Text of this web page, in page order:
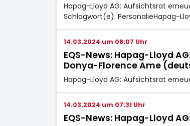
Hapag-Lloyd AG: Aufsichtsrat
Schlagwort(e): PersonalieHapag-
14.03.2024 um 08:07 Uhr
EQS-News: Hapag-Lloyd
Donya-Florence Ame
Hapag-Lloyd AG: Aufsichtsrat
14.03.2024 um 07:31 Uhr
EQS-News: Hapag-Lloyd